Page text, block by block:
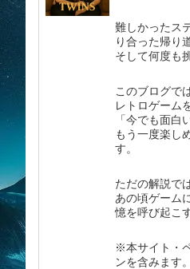
難しかったス
り合った帰り道
そして何度も
このブログでは
レトロゲーム
「今でも面白
もう一度楽し
す。
ただの解説で
あの頃ゲーム
憶を呼び起こ
※本サイト・
ンを含みます。